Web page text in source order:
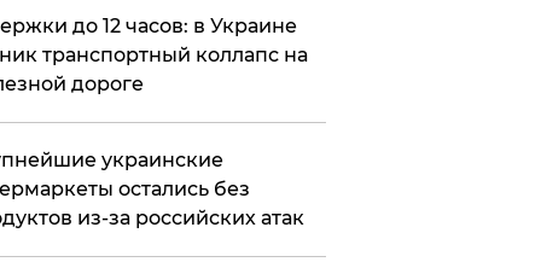
до 12 часов: в Украине
транспортный коллапс на
дороге
украинские
остались без
из-за российских атак